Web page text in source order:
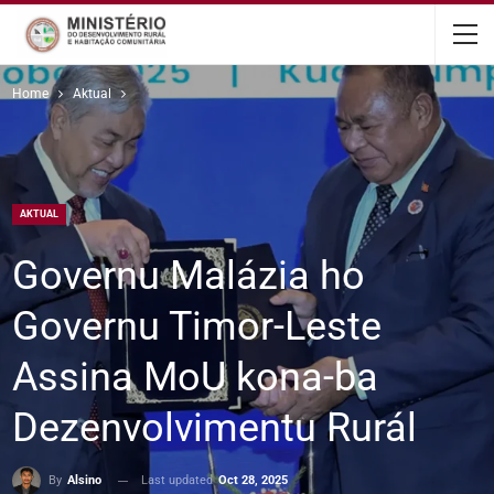
content
Home Aktual
AKTUAL
Governu Malázia ho
Governu Timor-Leste
Assina MoU kona-ba
Dezenvolvimentu Rurál
By Alsino Last updatedOct 28, 2025